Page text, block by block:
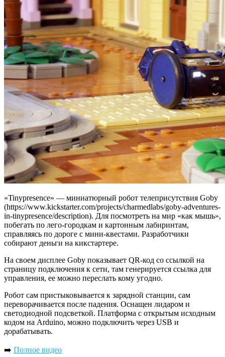
«Tinypresence» — миниатюрный робот телеприсутствия Goby
(https://www.kickstarter.com/projects/charmedlabs/goby-adventures-
in-tinypresence/description). Для посмотреть на мир «как мышь»,
побегать по лего-городкам и картонным лабиринтам,
справляясь по дороге с мини-квестами. Разработчики
собирают деньги на кикстартере.
На своем дисплее Goby показывает QR-код со ссылкой на
страницу подключения к сети, там генерируется ссылка для
управления, ее можно переслать кому угодно.
Робот сам пристыковывается к зарядной станции, сам
переворачивается после падения. Оснащен лидаром и
светодиодной подсветкой. Платформа с открытым исходным
кодом на Arduino, можно подключить через USB и
дорабатывать.
➡️ Полное видео